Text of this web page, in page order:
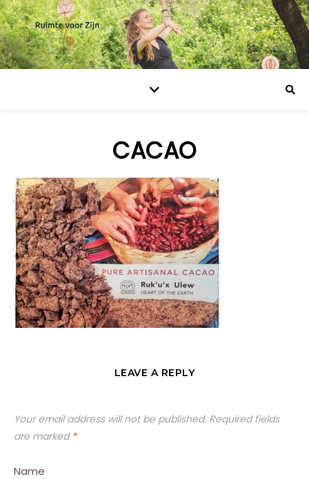
CACAO
LEAVE A REPLY
Your email address will not be published. Required fields
are marked *
Name